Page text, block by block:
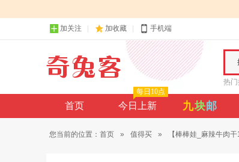
加关注 加收藏 手机端
热门
首页 今日上新
每日10点
九块邮
您当前的位置： 首页 » 值得买 » 【棒棒娃_麻辣牛肉